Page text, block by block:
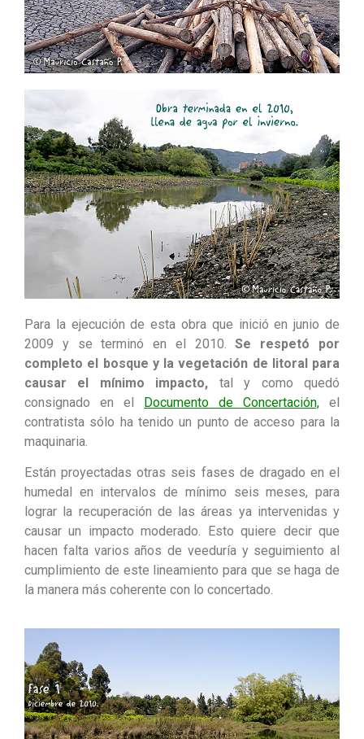
Para la ejecución de esta obra que inició en junio de
2009 y se terminó en el 2010.Se respetó por
completo el bosque y la vegetación de litoral para
causar el mínimo impacto, tal y como quedó
consignado en el Documento de Concertación, el
contratista sólo ha tenido un punto de acceso para la
maquinaria.
Están proyectadas otras seis fases de dragado en el
humedal en intervalos de mínimo seis meses, para
lograr la recuperación de las áreas ya intervenidas y
causar un impacto moderado. Esto quiere decir que
hacen falta varios años de veeduría y seguimiento al
cumplimiento de este lineamiento para que se haga de
la manera más coherente con lo concertado.